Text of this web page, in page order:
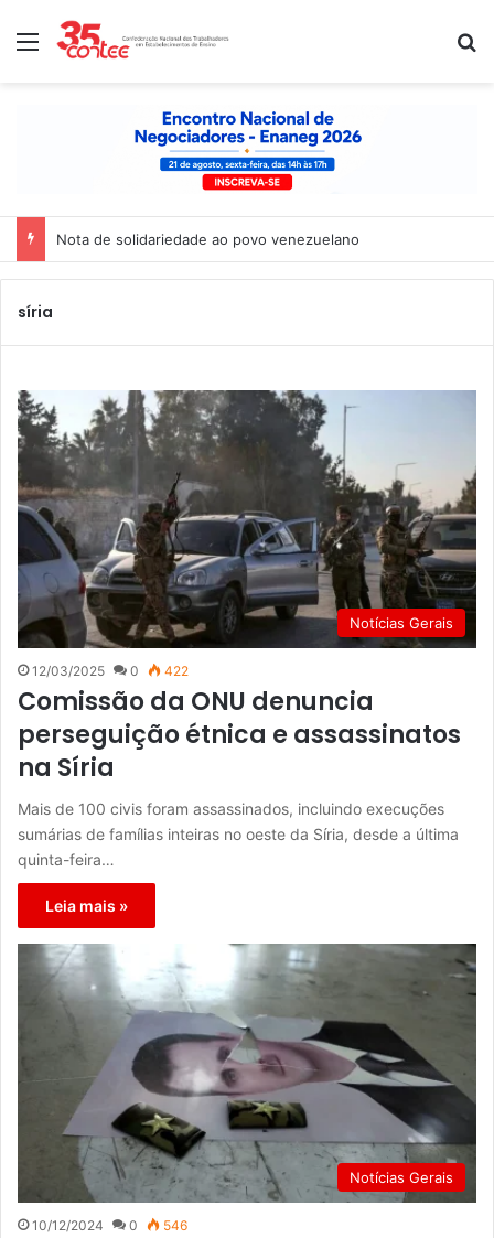
Menu
Nota de solidariedade ao povo venezuelano
síria
Notícias Gerais
12/03/2025 0 422
Comissão da ONU denuncia
perseguição étnica e assassinatos
na Síria
Mais de 100 civis foram assassinados, incluindo execuções
sumárias de famílias inteiras no oeste da Síria, desde a última
quinta-feira…
Leia mais »
Notícias Gerais
10/12/2024 0 546